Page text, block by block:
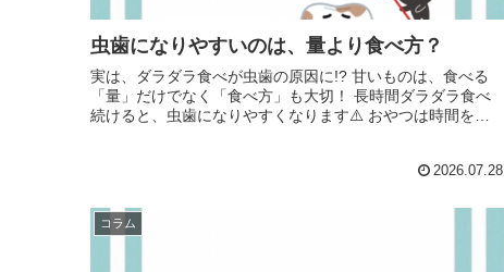
虫歯になりやすいのは、量より食べ方？
実は、ダラダラ食べが虫歯の原因に!? 甘いものは、食べる
「量」だけでなく「食べ方」も大切！ 長時間ダラダラ食べ
続けると、虫歯になりやすくなります⚠️ おやつは時間を決
2026.07.28
コラム